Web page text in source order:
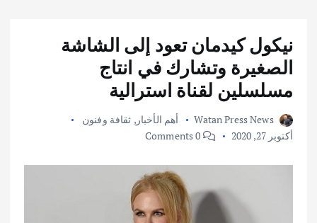
نيكول كيدمان تعود إلى الشاشة
الصغيرة وتشارك في انتاج
مسلسلين لقناة استرالية
Watan Press News أهم الأخبار, ثقافة وفنون
أكتوبر 27, 2020